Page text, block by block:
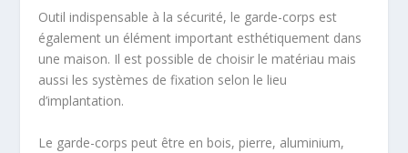
Outil indispensable à la sécurité, le garde-corps est
également un élément important esthétiquement dans
une maison. Il est possible de choisir le matériau mais
aussi les systèmes de fixation selon le lieu
d’implantation.
Le garde-corps peut être en bois, pierre, aluminium,